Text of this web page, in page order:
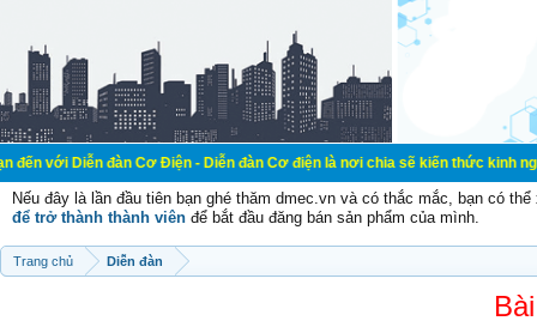
đàn Cơ Điện - Diễn đàn Cơ điện là nơi chia sẽ kiến thức kinh nghiệm
Nếu đây là lần đầu tiên bạn ghé thăm dmec.vn và có thắc mắc, bạn có
để trở thành thành viên để bắt đầu đăng bán sản phẩm của mình.
Trang chủ Diễn đàn